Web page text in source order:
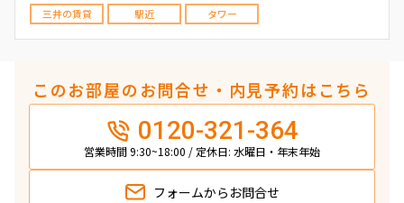
三井の賃貸 駅近 タワー
このお部屋のお問合せ・内見予約はこちら
0120-321-364
営業時間 9:30~18:00 / 定休日: 水曜日・年末年始
フォームから お問合せ